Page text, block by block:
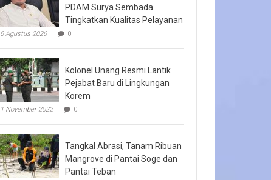
PDAM Surya Sembada
Tingkatkan Kualitas Pelayanan
6 Agustus 2026 0
Kolonel Unang Resmi Lantik
Pejabat Baru di Lingkungan
Korem
1 November 2022 0
Tangkal Abrasi, Tanam Ribuan
Mangrove di Pantai Soge dan
Pantai Teban